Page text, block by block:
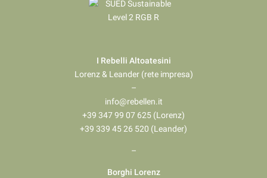
I Rebelli Altoatesini
Lorenz & Leander (rete impresa)
–
info@rebellen.it
+39 347 99 07 625 (Lorenz)
+39 339 45 26 520 (Leander)
–
Borghi Lorenz